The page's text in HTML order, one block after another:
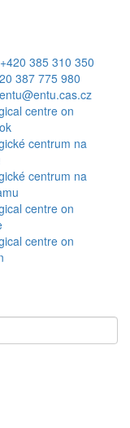
+420 385 310 350
387 775 980
entu@entu.cas.cz